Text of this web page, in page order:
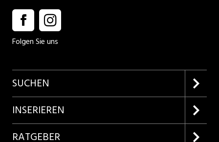
Folgen Sie uns
SUCHEN
Firmenprofile entdecken
Lehrstellen suchen
INSERIEREN
Kundenlogin
RATGEBER